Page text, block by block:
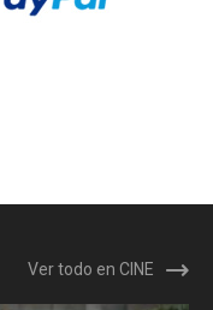
Ver todo en CINE